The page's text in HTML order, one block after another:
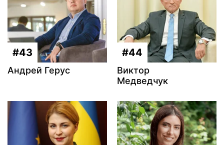
#43
Андрей Герус
#44
Виктор
Медведчук